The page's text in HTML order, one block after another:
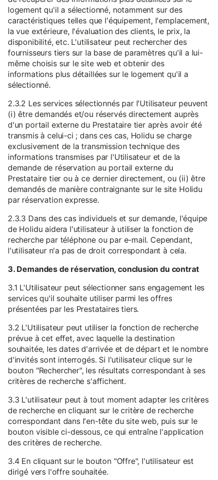
logement qu'il a sélectionné, notamment sur des
caractéristiques telles que l'équipement, l'emplacement,
la vue extérieure, l'évaluation des clients, le prix, la
disponibilité, etc. L'utilisateur peut rechercher des
fournisseurs tiers sur la base de paramètres qu'il a lui-
même choisis sur le site web et obtenir des
informations plus détaillées sur le logement qu'il a
sélectionné.
2.3.2 Les services sélectionnés par l'Utilisateur peuvent
(i) être demandés et/ou réservés directement auprès
d'un portail externe du Prestataire tier après avoir été
transmis à celui-ci ; dans ces cas, Holidu se charge
exclusivement de la transmission technique des
informations transmises par l'Utilisateur et de la
demande de réservation au portail externe du
Prestataire tier ou à ce dernier directement, ou (ii) être
demandés de manière contraignante sur le site Holidu
par réservation expresse.
2.3.3 Dans des cas individuels et sur demande, l'équipe
de Holidu aidera l'utilisateur à utiliser la fonction de
recherche par téléphone ou par e-mail. Cependant,
l'utilisateur n'a pas de droit correspondant à cela.
3. Demandes de réservation, conclusion du contrat
3.1 L'Utilisateur peut sélectionner sans engagement les
services qu'il souhaite utiliser parmi les offres
présentées par les Prestataires tiers.
3.2 L'Utilisateur peut utiliser la fonction de recherche
prévue à cet effet, avec laquelle la destination
souhaitée, les dates d'arrivée et de départ et le nombre
d'invités sont interrogés. Si l'utilisateur clique sur le
bouton "Rechercher", les résultats correspondant à ses
critères de recherche s'affichent.
3.3 L'utilisateur peut à tout moment adapter les critères
de recherche en cliquant sur le critère de recherche
correspondant dans l'en-tête du site web, puis sur le
bouton visible ci-dessous, ce qui entraîne l'application
des critères de recherche.
3.4 En cliquant sur le bouton "Offre", l'utilisateur est
dirigé vers l'offre souhaitée.